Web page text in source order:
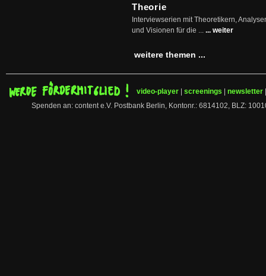
Theorie
Interviewserien mit Theoretikern,
und Visionen für die ... ... weiter
weitere themen ...
video-player screenings newsletter
Spenden an: content e.V. Postbank Berlin, Kontonr.: 6814102, BLZ: